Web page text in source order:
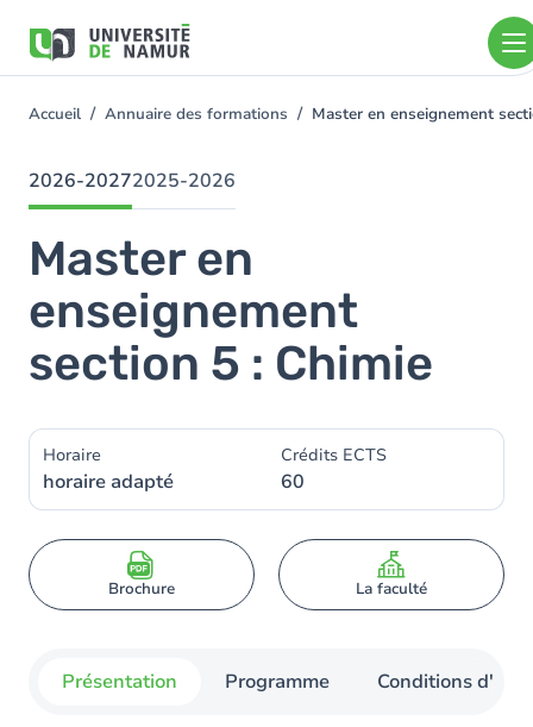
contenu
You
here
Accueil Annuaire des formations Master en enseignement
2026-20272025-2026
Master en
enseignement
section 5 : Chimie
Horaire
horaire adapté
Crédits ECTS
60
Brochure La faculté
Présentation Programme Conditions